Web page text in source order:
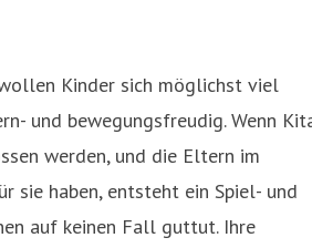
Kinder sich möglichst viel
und bewegungsfreudig. Wenn
werden, und die Eltern im
sie haben, entsteht ein Spiel- und
auf keinen Fall guttut. Ihre